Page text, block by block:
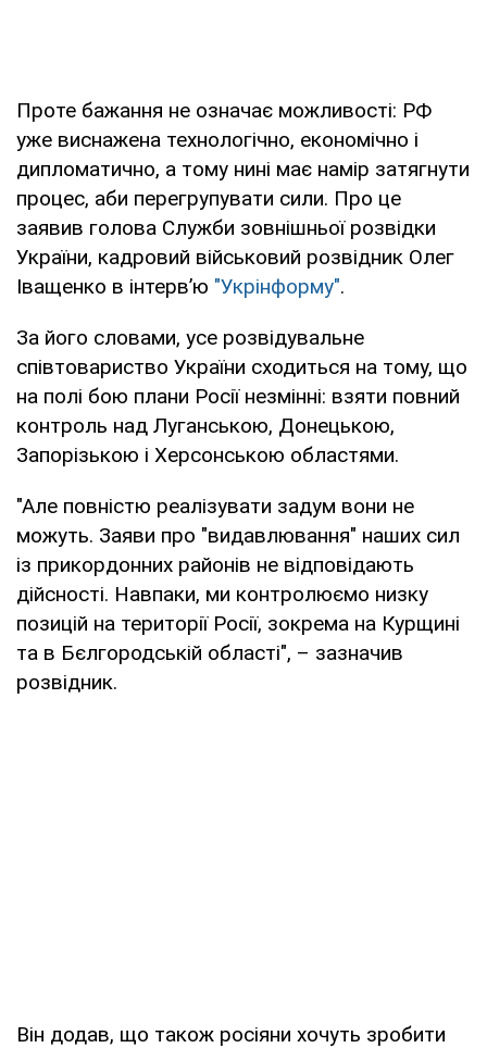
Проте бажання не означає можливості: РФ
уже виснажена технологічно, економічно і
дипломатично, а тому нині має намір затягнути
процес, аби перегрупувати сили. Про це
заявив голова Служби зовнішньої розвідки
України, кадровий військовий розвідник Олег
Іващенко в інтерв’ю "Укрінформу".
За його словами, усе розвідувальне
співтовариство України сходиться на тому, що
на полі бою плани Росії незмінні: взяти повний
контроль над Луганською, Донецькою,
Запорізькою і Херсонською областями.
"Але повністю реалізувати задум вони не
можуть. Заяви про "видавлювання" наших сил
із прикордонних районів не відповідають
дійсності. Навпаки, ми контролюємо низку
позицій на території Росії, зокрема на Курщині
та в Бєлгородській області", – зазначив
розвідник.
Він додав, що також росіяни хочуть зробити